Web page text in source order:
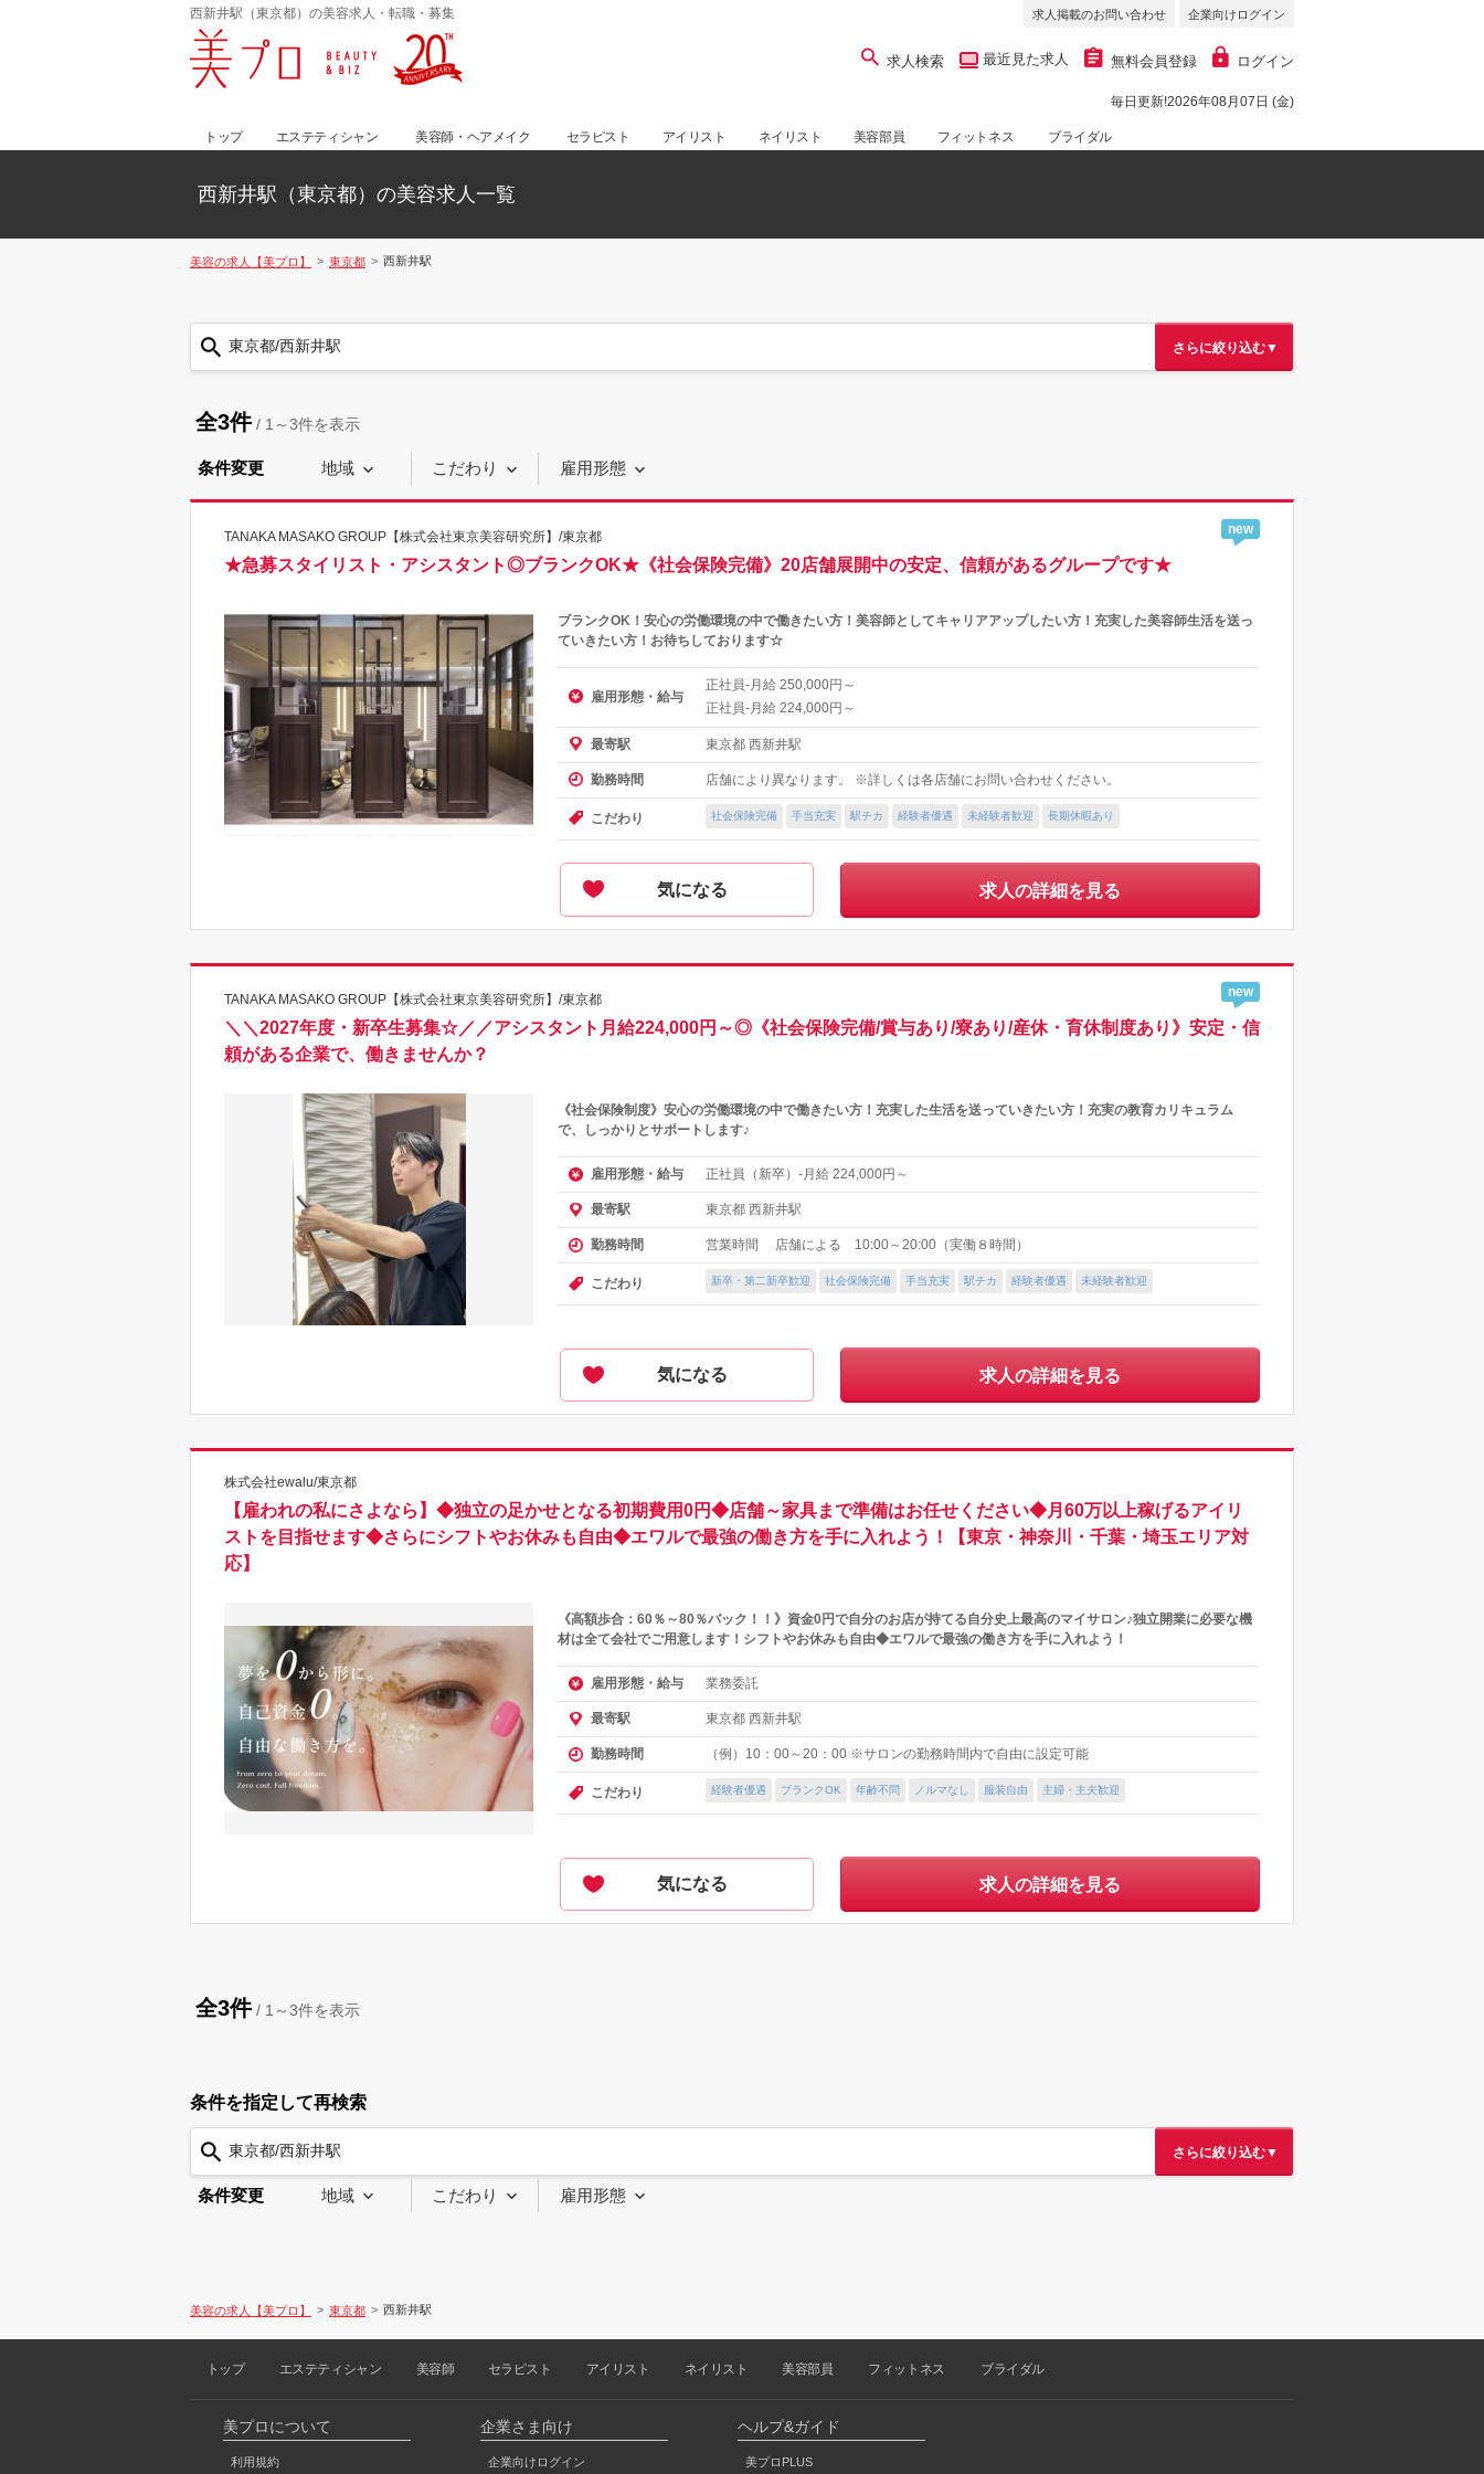
西新井駅（東京都）の美容求人・転職・募集 求人掲載のお問い合わせ 企業向けログイン
求人検索 最近見た求人 無料会員登録 ログイン
毎日更新!2026年08月07日 (金)
トップ エステティシャン 美容師・ヘアメイク セラピスト アイリスト ネイリスト 美容部員 フィットネス ブライダル
西新井駅（東京都）の美容求人一覧
美容の求人【美プロ】 東京都 西新井駅
東京都/西新井駅 さらに絞り込む▼
全3件/ 1～3件を表示
条件変更 地域 こだわり 雇用形態
TANAKA MASAKO GROUP【株式会社東京美容研究所】/東京都 new
★急募スタイリスト・アシスタント◎ブランクOK★《社会保険完備》20店舗展開中の安定、信頼があるグループです★
ブランクOK！安心の労働環境の中で働きたい方！美容師としてキャリアアップしたい方！充実した美容師生活を送っ
ていきたい方！お待ちしております☆
雇用形態・給与
正社員-月給 250,000円～
正社員-月給 224,000円～
最寄駅 東京都 西新井駅
勤務時間 店舗により異なります。 ※詳しくは各店舗にお問い合わせください。
こだわり 社会保険完備 手当充実 駅チカ 経験者優遇 未経験者歓迎 長期休暇あり
気になる 求人の詳細を見る
TANAKA MASAKO GROUP【株式会社東京美容研究所】/東京都 new
＼＼2027年度・新卒生募集☆／／アシスタント月給224,000円～◎《社会保険完備/賞与あり/寮あり/産休・育休制度あり》安定・信
頼がある企業で、働きませんか？
《社会保険制度》安心の労働環境の中で働きたい方！充実した生活を送っていきたい方！充実の教育カリキュラム
で、しっかりとサポートします♪
雇用形態・給与 正社員（新卒）-月給 224,000円～
最寄駅 東京都 西新井駅
勤務時間 営業時間 店舗による 10:00～20:00（実働８時間）
こだわり 新卒・第二新卒歓迎 社会保険完備 手当充実 駅チカ 経験者優遇 未経験者歓迎
気になる 求人の詳細を見る
株式会社ewalu/東京都
【雇われの私にさよなら】◆独立の足かせとなる初期費用0円◆店舗～家具まで準備はお任せください◆月60万以上稼げるアイリ
ストを目指せます◆さらにシフトやお休みも自由◆エワルで最強の働き方を手に入れよう！【東京・神奈川・千葉・埼玉エリア対
応】
《高額歩合：60％～80％バック！！》資金0円で自分のお店が持てる自分史上最高のマイサロン♪独立開業に必要な機
材は全て会社でご用意します！シフトやお休みも自由◆エワルで最強の働き方を手に入れよう！
雇用形態・給与 業務委託
最寄駅 東京都 西新井駅
勤務時間 （例）10：00～20：00 ※サロンの勤務時間内で自由に設定可能
こだわり 経験者優遇 ブランクOK 年齢不問 ノルマなし 服装自由 主婦・主夫歓迎
気になる 求人の詳細を見る
全3件/ 1～3件を表示
条件を指定して再検索
東京都/西新井駅 さらに絞り込む▼
条件変更 地域 こだわり 雇用形態
美容の求人【美プロ】 東京都 西新井駅
トップ エステティシャン 美容師 セラピスト アイリスト ネイリスト 美容部員 フィットネス ブライダル
美プロについて
利用規約
企業さま向け
企業向けログイン
ヘルプ&ガイド
美プロPLUS